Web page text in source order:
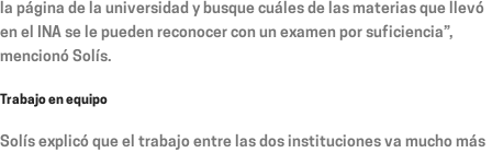
la página de la universidad y busque cuáles de las materias que llevó
en el INA se le pueden reconocer con un examen por suficiencia”,
mencionó Solís.
Trabajo en equipo
Solís explicó que el trabajo entre las dos instituciones va mucho más